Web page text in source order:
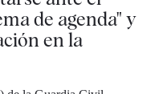
de agenda" y
en la